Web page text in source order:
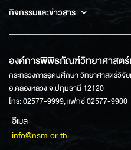
กิจกรรมและข่าวสาร
องค์การพิพิธภัณฑ์วิทยาศาสตร์
กระทรวงการอุดมศึกษา วิทยาศาสตร์วิจั
อ.คลองหลวง จ.ปทุมธานี 12120
โทร: 02577-9999, แฟกซ์ 02577-9900
อีเมล
info@nsm.or.th